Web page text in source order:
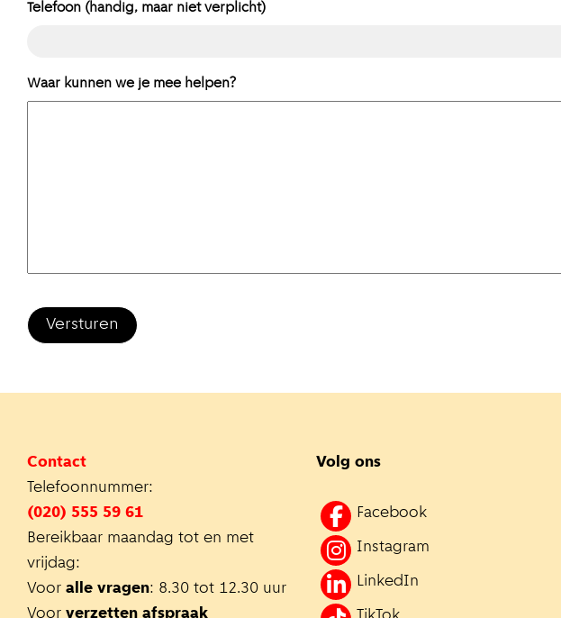
Telefoon (handig, maar niet verplicht)
Waar kunnen we je mee helpen?
Contact
Telefoonnummer:
(020) 555 59 61
Bereikbaar maandag tot en met
vrijdag:
Voor alle vragen: 8.30 tot 12.30 uur
Voor verzetten afspraak
Volg ons
Facebook
Instagram
LinkedIn